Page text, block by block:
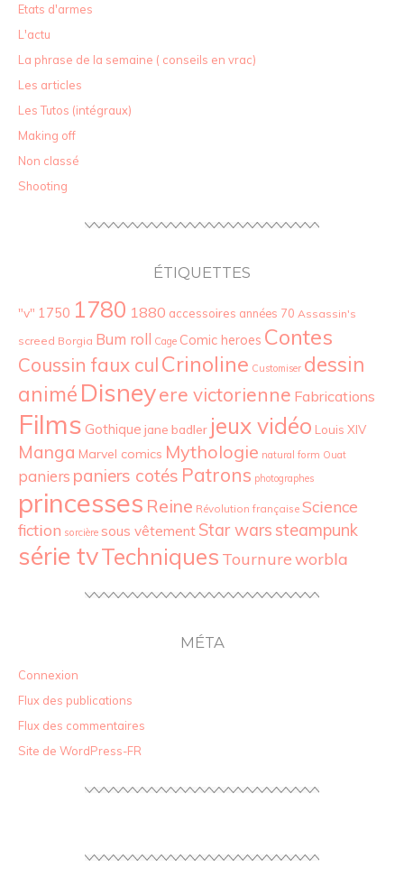
Etats d'armes
L'actu
La phrase de la semaine ( conseils en vrac)
Les articles
Les Tutos (intégraux)
Making off
Non classé
Shooting
ÉTIQUETTES
"v" 1750 1780 1880 accessoires années 70 Assassin's
screed Borgia Bum roll Cage Comic heroes Contes
Coussin faux culCrinoline Customiser dessin
animé Disneyere victorienne Fabrications
Films Gothique jane badler jeux vidéo Louis XIV
Manga Marvel comics Mythologie natural form Ouat
paniers paniers cotés Patrons photographes
princesses Reine Révolution française Science
fiction sorcière sous vêtement Star wars steampunk
série tvTechniques Tournureworbla
MÉTA
Connexion
Flux des publications
Flux des commentaires
Site de WordPress-FR